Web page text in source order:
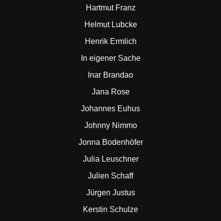
Hartmut Franz
Helmut Lubcke
Henrik Ermlich
In eigener Sache
Inar Brandao
Jana Rose
Johannes Euhus
Johnny Nimmo
Jonna Bodenhöfer
Julia Leuschner
Julien Schaff
Jürgen Justus
Kerstin Schulze